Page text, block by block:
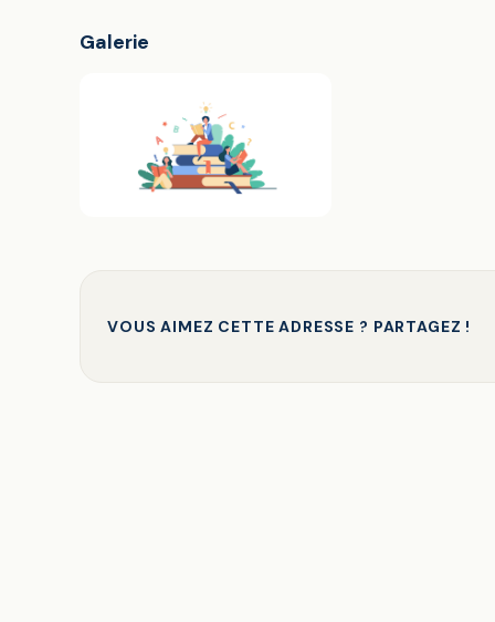
Galerie
VOUS AIMEZ CETTE ADRESSE ? PARTAGEZ !